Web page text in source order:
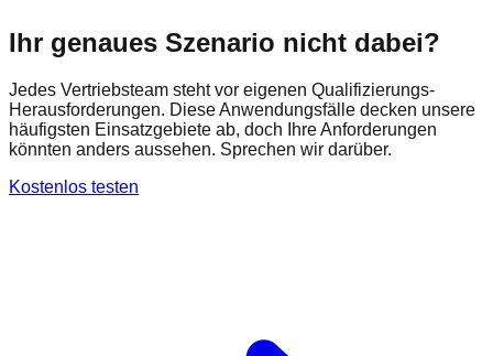
Ihr genaues Szenario nicht dabei?
Jedes Vertriebsteam steht vor eigenen Qualifizierungs-
Herausforderungen. Diese Anwendungsfälle decken unsere
häufigsten Einsatzgebiete ab, doch Ihre Anforderungen
könnten anders aussehen. Sprechen wir darüber.
Kostenlos testen